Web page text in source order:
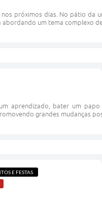
próximos dias. No pátio da
um tema complexo
aprendizado, bater um papo
grandes mudanças
E FESTAS